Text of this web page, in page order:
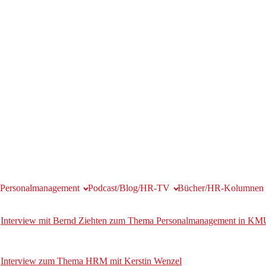
Personalmanagement
Podcast/Blog/HR-TV Bücher/HR-Kolumnen
Interview mit Bernd Ziehten zum Thema Personalmanagement in
Interview zum Thema HRM mit Kerstin Wenzel